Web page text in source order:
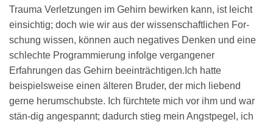
Trauma Verletzungen im Gehirn bewirken kann, ist leicht
einsichtig; doch wie wir aus der wissenschaftlichen For-
schung wissen, können auch negatives Denken und eine
schlechte Programmierung infolge vergangener
Erfahrungen das Gehirn beeinträchtigen.Ich hatte
beispielsweise einen älteren Bruder, der mich liebend
gerne herumschubste. Ich fürchtete mich vor ihm und war
stän-dig angespannt; dadurch stieg mein Angstpegel, ich